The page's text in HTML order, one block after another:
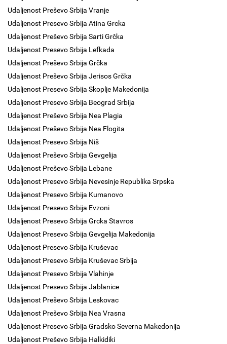
Udaljenost Preševo Srbija Vranje
Udaljenost Presevo Srbija Atina Grcka
Udaljenost Preševo Srbija Sarti Grčka
Udaljenost Presevo Srbija Lefkada
Udaljenost Preševo Srbija Grčka
Udaljenost Preševo Srbija Jerisos Grčka
Udaljenost Presevo Srbija Skoplje Makedonija
Udaljenost Presevo Srbija Beograd Srbija
Udaljenost Preševo Srbija Nea Plagia
Udaljenost Preševo Srbija Nea Flogita
Udaljenost Presevo Srbija Niš
Udaljenost Preševo Srbija Gevgelija
Udaljenost Preševo Srbija Lebane
Udaljenost Presevo Srbija Nevesinje Republika Srpska
Udaljenost Presevo Srbija Kumanovo
Udaljenost Presevo Srbija Evzoni
Udaljenost Presevo Srbija Grcka Stavros
Udaljenost Presevo Srbija Gevgelija Makedonija
Udaljenost Presevo Srbija Kruševac
Udaljenost Presevo Srbija Kruševac Srbija
Udaljenost Presevo Srbija Vlahinje
Udaljenost Presevo Srbija Jablanice
Udaljenost Preševo Srbija Leskovac
Udaljenost Preševo Srbija Nea Vrasna
Udaljenost Presevo Srbija Gradsko Severna Makedonija
Udaljenost Preševo Srbija Halkidiki